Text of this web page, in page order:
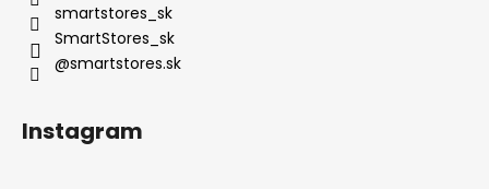
smartstores_sk
SmartStores_sk
@smartstores.sk
Instagram